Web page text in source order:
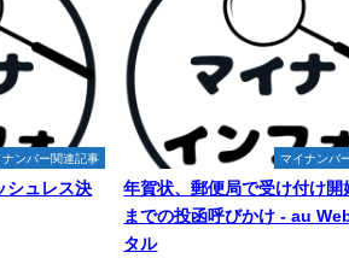
ナンバー関連記事
シュレス決
マイナンバ
年賀状、郵便局で受け付け開
までの投函呼びかけ - au
タル